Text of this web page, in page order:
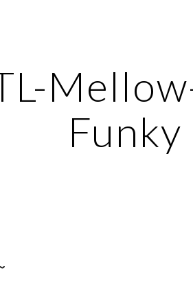
Funky